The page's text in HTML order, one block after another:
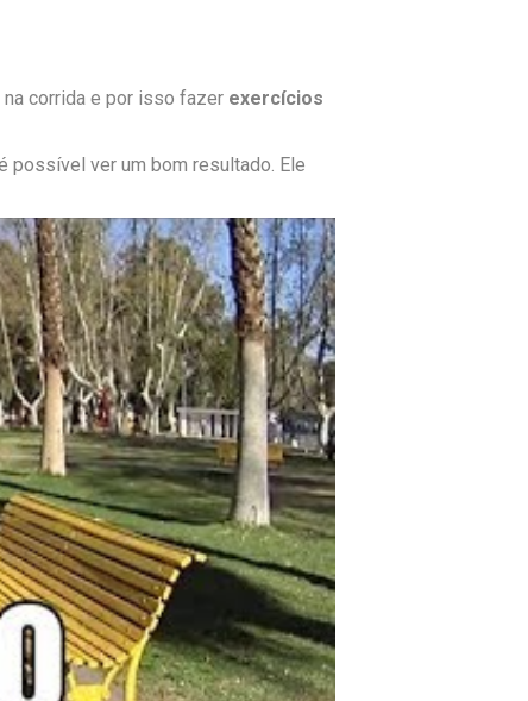
corrida e por isso fazer exercícios
possível ver um bom resultado. Ele